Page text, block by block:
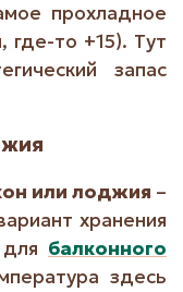
прохладное
то +15). Тут
запас
или лоджия –
хранения
балконного
здесь